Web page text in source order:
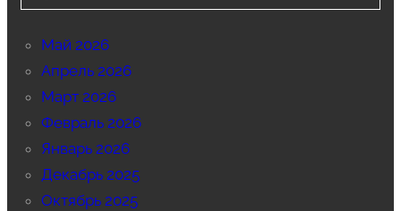
Май 2026
Апрель 2026
Март 2026
Февраль 2026
Январь 2026
Декабрь 2025
Октябрь 2025